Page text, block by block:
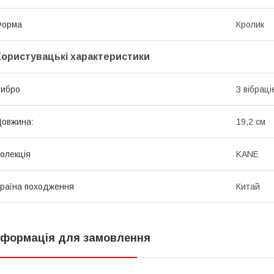
Кролик
характеристики
З
19,2 см
KANE
походження Китай
для замовлення